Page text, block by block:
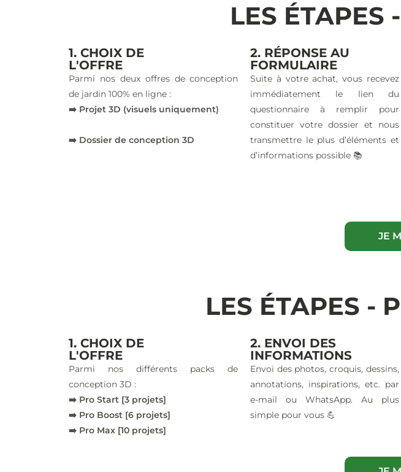
LES ÉTAPES
1. CHOIX DE
L'OFFRE
Parmi nos deux offres de conception
de jardin 100% en ligne :
➡️ Projet 3D (visuels uniquement)
➡️ Dossier de conception 3D
2. RÉPONSE AU
FORMULAIRE
Suite à votre achat, vous recevez
immédiatement le lien du
questionnaire à remplir pour
constituer votre dossier et nous
transmettre le plus d’éléments et
d’informations possible 📚
JE
LES ÉTAPES -
1. CHOIX DE
L'OFFRE
Parmi nos différents packs de
conception 3D :
➡️ Pro Start [3 projets]
➡️ Pro Boost [6 projets]
➡️ Pro Max [10 projets]
2. ENVOI DES
INFORMATIONS
Envoi des photos, croquis, dessins,
annotations, inspirations, etc. par
e-mail ou WhatsApp. Au plus
simple pour vous 💪